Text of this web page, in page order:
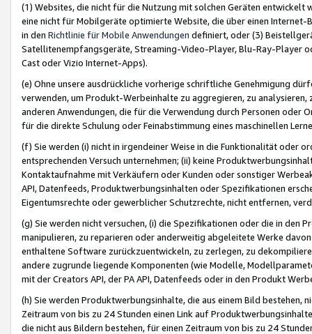
(1) Websites, die nicht für die Nutzung mit solchen Geräten
eine nicht für Mobilgeräte optimierte Website, die über einen
in den Richtlinie für Mobile Anwendungen definiert, oder (3)
Satellitenempfangsgeräte, Streaming-Video-Player, Blu-Ray-Player
Cast oder Vizio Internet-Apps).
(e) Ohne unsere ausdrückliche vorherige schriftliche Genehmigung
verwenden, um Produkt-Werbeinhalte zu aggregieren, zu
anderen Anwendungen, die für die Verwendung durch Personen
für die direkte Schulung oder Feinabstimmung eines maschinellen
(f) Sie werden (i) nicht in irgendeiner Weise in die Funktionalität oder
entsprechenden Versuch unternehmen; (ii) keine
Kontaktaufnahme mit Verkäufern oder Kunden oder sonstiger
API, Datenfeeds, Produktwerbungsinhalten oder Spezifikationen
Eigentumsrechte oder gewerblicher Schutzrechte, nicht entfernen,
(g) Sie werden nicht versuchen, (i) die Spezifikationen oder die in
manipulieren, zu reparieren oder anderweitig abgeleitete Werke
enthaltene Software zurückzuentwickeln, zu zerlegen, zu
andere zugrunde liegende Komponenten (wie Modelle,
mit der Creators API, der PA API, Datenfeeds oder in den Produkt
(h) Sie werden Produktwerbungsinhalte, die aus einem Bild bestehen,
Zeitraum von bis zu 24 Stunden einen Link auf
die nicht aus Bildern bestehen, für einen Zeitraum von bis zu 24